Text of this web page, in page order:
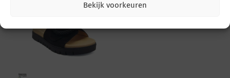
Bekijk voorkeuren